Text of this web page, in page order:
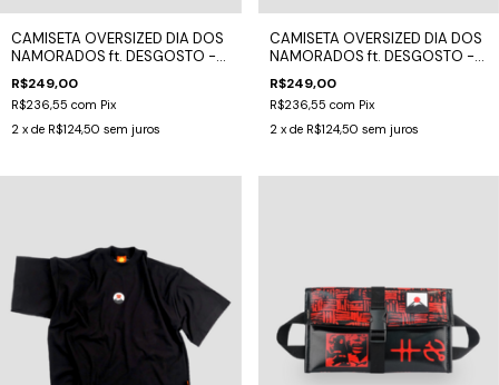
CAMISETA OVERSIZED DIA DOS
NAMORADOS ft. DESGOSTO -
CHAMEGO
R$249,00
R$236,55 com Pix
2 x de R$124,50 sem juros
CAMISETA OVERSIZED DIA DOS
NAMORADOS ft. DESGOSTO -
ROMANCE
R$249,00
R$236,55 com Pix
2 x de R$124,50 sem juros